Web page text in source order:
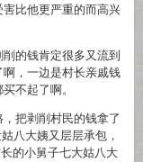
比他更严重的而高兴
的钱肯定很多又流到
，一边是村长亲戚钱
不起了啊。
把剥削村民的钱拿了
八大姨又层层承包，
的小舅子七大姑八大